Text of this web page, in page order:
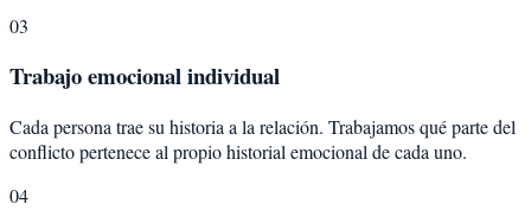
03
Trabajo emocional individual
Cada persona trae su historia a la relación. Trabajamos qué parte del
conflicto pertenece al propio historial emocional de cada uno.
04